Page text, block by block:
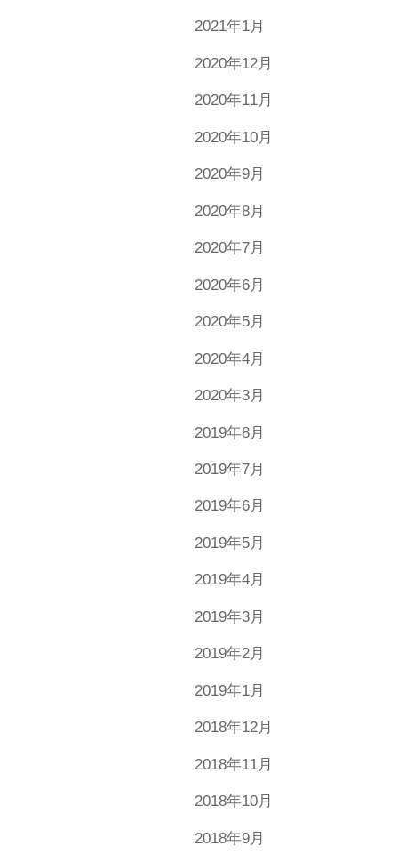
2021年1月
2020年12月
2020年11月
2020年10月
2020年9月
2020年8月
2020年7月
2020年6月
2020年5月
2020年4月
2020年3月
2019年8月
2019年7月
2019年6月
2019年5月
2019年4月
2019年3月
2019年2月
2019年1月
2018年12月
2018年11月
2018年10月
2018年9月